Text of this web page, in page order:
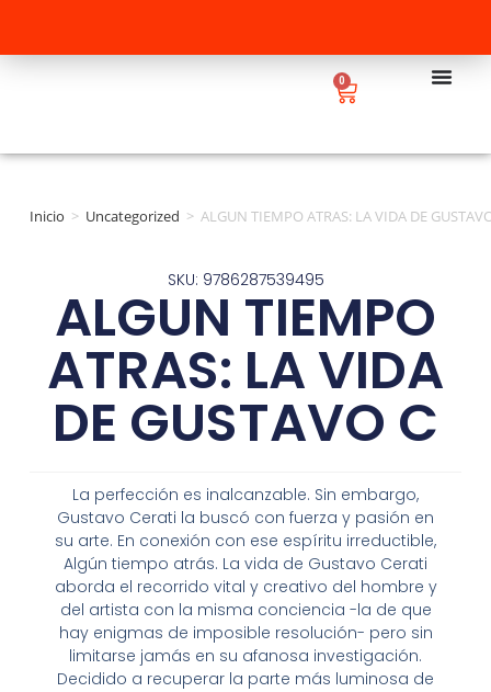
0
Inicio > Uncategorized > ALGUN TIEMPO ATRAS: LA VIDA DE
SKU: 9786287539495
ALGUN TIEMPO
ATRAS: LA VIDA
DE GUSTAVO C
La perfección es inalcanzable. Sin embargo,
Gustavo Cerati la buscó con fuerza y pasión en
su arte. En conexión con ese espíritu irreductible,
Algún tiempo atrás. La vida de Gustavo Cerati
aborda el recorrido vital y creativo del hombre y
del artista con la misma conciencia -la de que
hay enigmas de imposible resolución- pero sin
limitarse jamás en su afanosa investigación.
Decidido a recuperar la parte más luminosa de